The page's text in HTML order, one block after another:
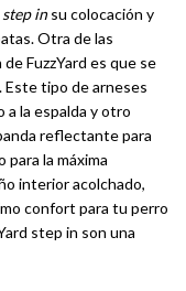
step insu colocación y
Otra de las
FuzzYard es que se
tipo de arneses
a la espalda y otro
reflectante para
la máxima
interior acolchado,
confort para tu perro
step in son una